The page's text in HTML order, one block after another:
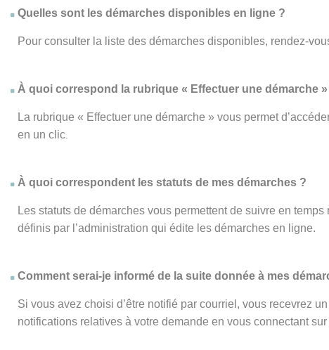
Quelles sont les démarches disponibles en ligne ?
Pour consulter la liste des démarches disponibles, rendez-
À quoi correspond la rubrique « Effectuer une démarche »
La rubrique « Effectuer une démarche » vous permet
en un clic
À quoi correspondent les statuts de mes démarches ?
Les statuts de démarches vous permettent de suivre en
définis par l’administration qui édite les démarches en ligne.
Comment serai-je informé de la suite donnée à mes
Si vous avez choisi d’être notifié par courriel, vous recevrez
notifications relatives à votre demande en vous connectant